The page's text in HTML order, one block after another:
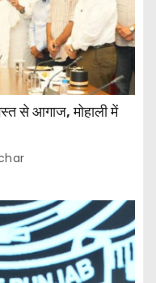
से आगाज, मोहाली में